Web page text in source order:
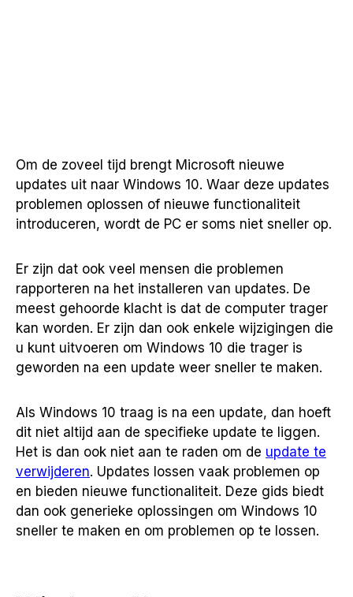
Om de zoveel tijd brengt Microsoft nieuwe
updates uit naar Windows 10. Waar deze updates
problemen oplossen of nieuwe functionaliteit
introduceren, wordt de PC er soms niet sneller op.
Er zijn dat ook veel mensen die problemen
rapporteren na het installeren van updates. De
meest gehoorde klacht is dat de computer trager
kan worden. Er zijn dan ook enkele wijzigingen die
u kunt uitvoeren om Windows 10 die trager is
geworden na een update weer sneller te maken.
Als Windows 10 traag is na een update, dan hoeft
dit niet altijd aan de specifieke update te liggen.
Het is dan ook niet aan te raden om de update te
verwijderen. Updates lossen vaak problemen op
en bieden nieuwe functionaliteit. Deze gids biedt
dan ook generieke oplossingen om Windows 10
sneller te maken en om problemen op te lossen.